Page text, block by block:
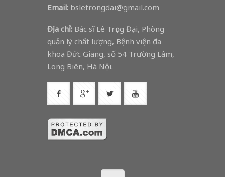
Email: bsletrongdai@gmail.com
Địa chỉ: Bác sĩ Lê Trọng Đại, Phòng
quản lý chất lượng, Bệnh viện đa
khoa Đức Giang, số 54 Trường Lâm,
Long Biên, Hà Nội.